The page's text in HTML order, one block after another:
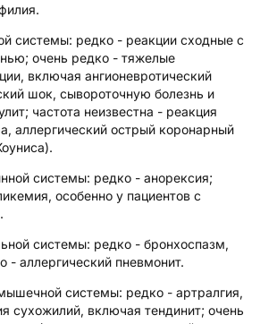
системы: редко - реакции сходные с
очень редко - тяжелые
включая ангионевротический
шок, сывороточную болезнь и
частота неизвестна - реакция
аллергический острый коронарный
системы: редко - анорексия;
особенно у пациентов с
системы: редко - бронхоспазм,
- аллергический пневмонит.
системы: редко - артралгия,
сухожилий, включая тендинит; очень